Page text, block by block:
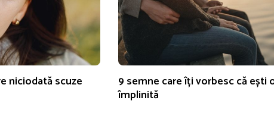
niciodată scuze 9 semne care îți vorbesc că ești
împlinită